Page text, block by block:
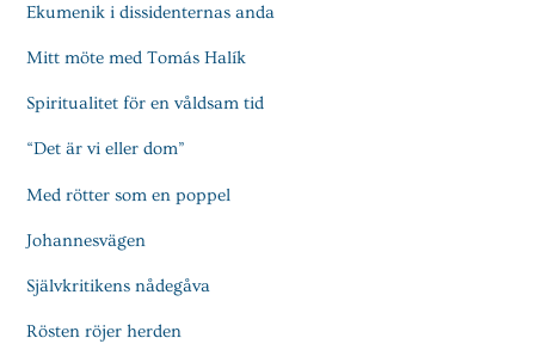
Ekumenik i dissidenternas anda
Mitt möte med Tomás Halík
Spiritualitet för en våldsam tid
“Det är vi eller dom”
Med rötter som en poppel
Johannesvägen
Självkritikens nådegåva
Rösten röjer herden